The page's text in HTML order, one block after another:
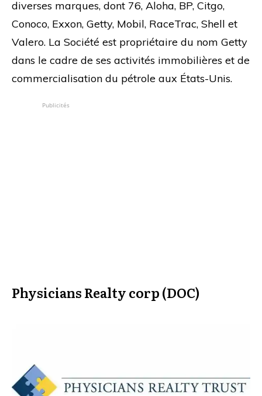
diverses marques, dont 76, Aloha, BP, Citgo,
Conoco, Exxon, Getty, Mobil, RaceTrac, Shell et
Valero. La Société est propriétaire du nom Getty
dans le cadre de ses activités immobilières et de
commercialisation du pétrole aux États-Unis.
Publicités
Physicians Realty corp (DOC)